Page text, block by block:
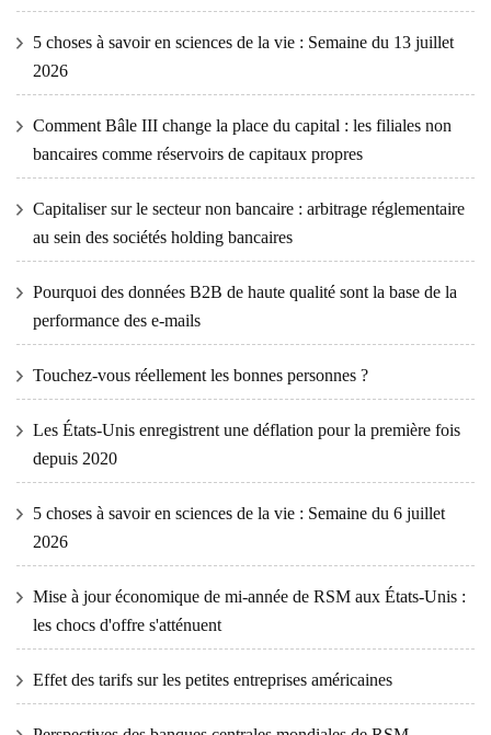
5 choses à savoir en sciences de la vie : Semaine du 13 juillet
2026
Comment Bâle III change la place du capital : les filiales non
bancaires comme réservoirs de capitaux propres
Capitaliser sur le secteur non bancaire : arbitrage réglementaire
au sein des sociétés holding bancaires
Pourquoi des données B2B de haute qualité sont la base de la
performance des e-mails
Touchez-vous réellement les bonnes personnes ?
Les États-Unis enregistrent une déflation pour la première fois
depuis 2020
5 choses à savoir en sciences de la vie : Semaine du 6 juillet
2026
Mise à jour économique de mi-année de RSM aux États-Unis :
les chocs d'offre s'atténuent
Effet des tarifs sur les petites entreprises américaines